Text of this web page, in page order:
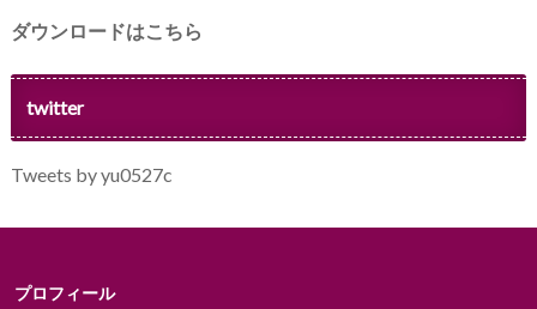
ダウンロードはこちら
twitter
Tweets by yu0527c
プロフィール